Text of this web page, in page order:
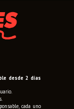
desde 2 días
cada uno